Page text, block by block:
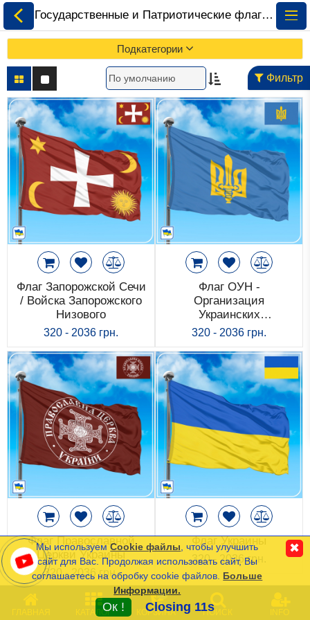
Фильтр
Все Флаги
Флаги Украины
Флаги Мира по
Континентам
Флаги на Заказ
Флаги Международных
Организаций
Спортивные Флаги
Этнические Флаги
Флаги США (штатов)
Другие флаги
Сравнить
Язык
Частые Вопросы (FAQ)
Оплата и Доставка
ГЛАВНАЯ КАТАЛОГ
0
КОРЗИНА ПОИСК INFO
Государственные и Патриотические флаги Украины • Купить • Скачать ⚡ ePrapor.com.ua
Подкатегории
Флаг Запорожской Сечи
/ Войска Запорожского
Низового
320 - 2036 грн.
Флаг ОУН -
Организация
Украинских
Националистов
320 - 2036 грн.
Флаг Православной
Церкви Украины
320 - 2036 грн.
Флаг Украины
320 - 2036 грн.
Мы используемCookie файлы , чтобы улучшить
сайт для Вас. Продолжая использовать сайт, Вы
соглашаетесь на обробку cookie файлов. Больше
Информации.
Ок ! Closing 11s
✖